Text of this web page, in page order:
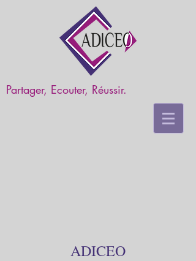
Partager, Ecouter, Réussir.
ADICEO